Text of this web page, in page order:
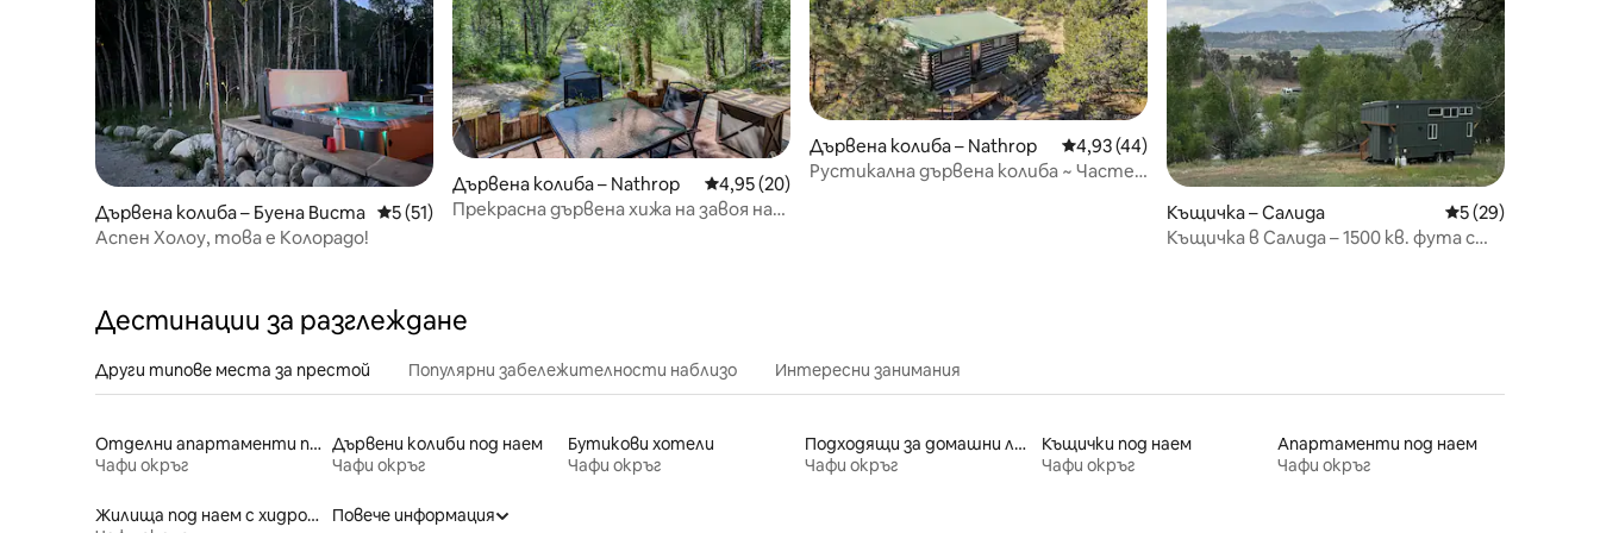
Дървена колиба – Буена Виста Средна оценка: 5 от 5, 51 отзива
5 (51)
Аспен Холоу, това е Колорадо!
Дървена колиба – Nathrop Средна оценка: 4,95 от 5, 20 отзива
4,95 (20)
Прекрасна дървена хижа на завоя на
Дървена колиба – Nathrop Средна оценка: 4,93 от 5, 44 отзива
4,93 (44)
Рустикална дървена колиба ~ Частен
Къщичка – Салида Средна оценка:
5 (29)
Къщичка в Салида – 1500 кв. фута с
Дестинации за разглеждане
Други типове места за престой Популярни забележителности наблизо Интересни занимания
Отделни апартаменти под наем
Чафи окръг
Дървени колиби под наем
Чафи окръг
Бутикови хотели
Чафи окръг
Подходящи за домашни любимци места под наем
Чафи окръг
Къщички под наем
Чафи окръг
Апартаменти под наем
Чафи окръг
Жилища под наем с хидромасажна вана
Повече информация